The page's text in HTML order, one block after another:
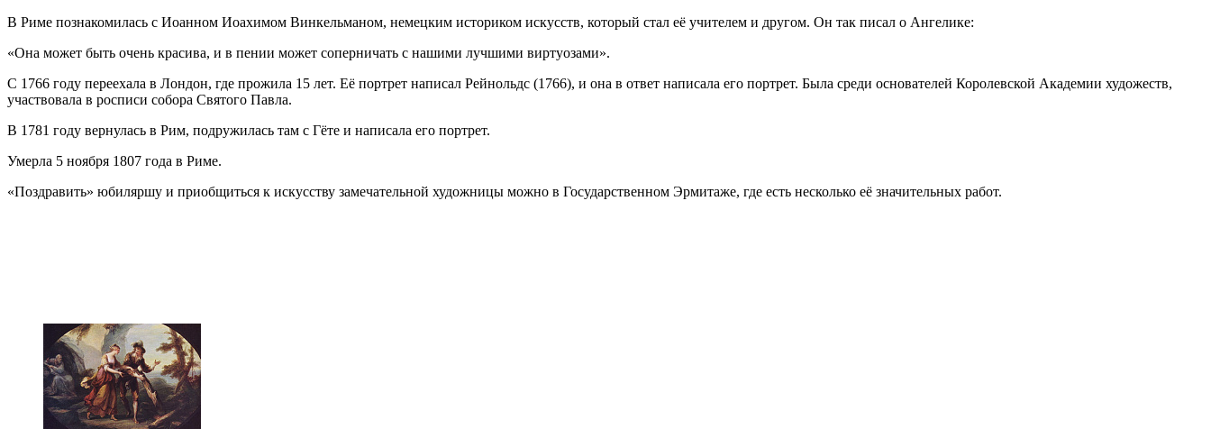
В Риме познакомилась с Иоанном Иоахимом Винкельманом, немецким историком искусств, который стал её учителем и другом. Он так писал о Ангелике:
«Она может быть очень красива, и в пении может соперничать с нашими лучшими виртуозами».
С 1766 году переехала в Лондон, где прожила 15 лет. Её портрет написал Рейнольдс (1766), и она в ответ написала его портрет. Была среди основателей Королевской Академии художеств,
участвовала в росписи собора Святого Павла.
В 1781 году вернулась в Рим, подружилась там с Гёте и написала его портрет.
Умерла 5 ноября 1807 года в Риме.
«Поздравить» юбиляршу и приобщиться к искусству замечательной художницы можно в Государственном Эрмитаже, где есть несколько её значительных работ.